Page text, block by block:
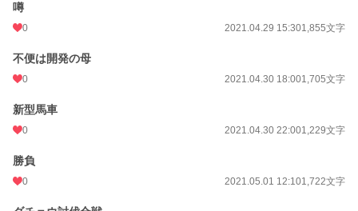
噂
0 2021.04.29 15:301,855文字
不便は開発の母
0 2021.04.30 18:001,705文字
新型馬車
0 2021.04.30 22:001,229文字
勝負
0 2021.05.01 12:101,722文字